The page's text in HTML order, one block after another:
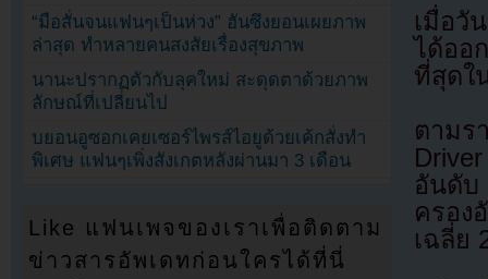
เมื่อวั
ได้ออ
ที่สุดใ
ตาม
อันดับ
ครอง
เฉลี่ย
“มือสั่นจนแฟนๆเป็นห่วง” ฮันซึงยอนเผยภาพ
ล่าสุด ทำหลายคนสงสัยเรื่องสุขภาพ
นานะปรากฏตัวกับลุคใหม่ สะดุดตาด้วยภาพ
ลักษณ์ที่เปลี่ยนไป
บยอนอูซอกเคยเซอร์ไพรส์ไอยูด้วยเค้กสั่งทำ
พิเศษ แฟนๆเพิ่งสังเกตหลังผ่านมา 3 เดือน
Like แฟนเพจของเราเพื่อติดตาม
ข่าวสารอัพเดทก่อนใครได้ที่นี่